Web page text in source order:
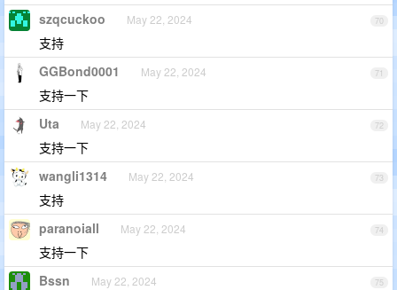
70
szqcuckoo May 22, 2024
支持
71
GGBond0001 May 22, 2024
支持一下
72
Uta May 22, 2024
支持一下
73
wangli1314 May 22, 2024
支持
74
paranoiall May 22, 2024
支持一下
75
Bssn May 22, 2024